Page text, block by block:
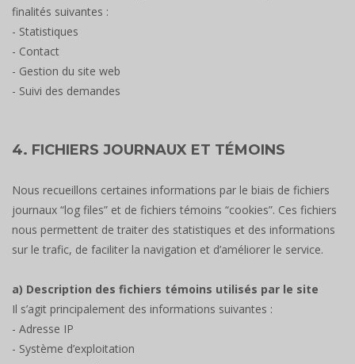
finalités suivantes :
- Statistiques
- Contact
- Gestion du site web
- Suivi des demandes
4. FICHIERS JOURNAUX ET TÉMOINS
Nous recueillons certaines informations par le biais de fichiers
journaux “log files” et de fichiers témoins “cookies”. Ces fichiers
nous permettent de traiter des statistiques et des informations
sur le trafic, de faciliter la navigation et d’améliorer le service.
a) Description des fichiers témoins utilisés par le site
Il s’agit principalement des informations suivantes :
- Adresse IP
- Système d’exploitation